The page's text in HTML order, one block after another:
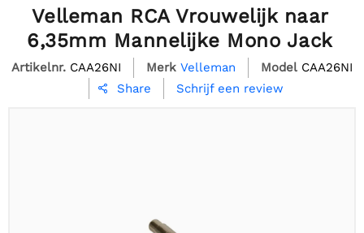
Velleman RCA Vrouwelijk naar
6,35mm Mannelijke Mono Jack
Artikelnr. CAA26NI Merk Velleman Model CAA26NI
 Share Schrijf een review